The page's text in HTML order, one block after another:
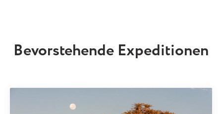
Bevorstehende Expeditionen